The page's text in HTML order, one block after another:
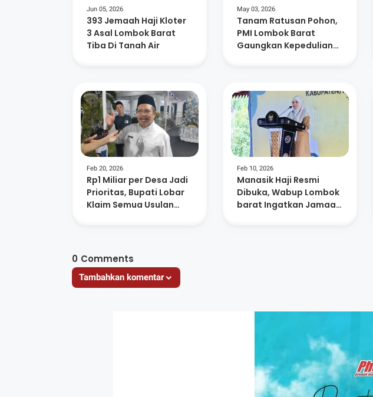
Jun 05, 2026
393 Jemaah Haji Kloter
3 Asal Lombok Barat
Tiba Di Tanah Air
May 03, 2026
Tanam Ratusan Pohon,
PMI Lombok Barat
Gaungkan Kepedulian
Feb 20, 2026
Rp1 Miliar per Desa Jadi
Prioritas, Bupati Lobar
Klaim Semua Usulan
Feb 10, 2026
Manasik Haji Resmi
Dibuka, Wabup Lombok
barat Ingatkan Jamaah
0 Comments
Tambahkan komentar